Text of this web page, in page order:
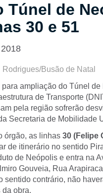
Túnel de
30 e 51
Busão de Natal
ampliação do Túnel
de Transporte
pela região sofrerão
Secretaria de Mobilidade
órgão, as linhas 30 (Felipe
de itinerário no sentido
de Neópolis e entra na
Gouveia, Rua
sentido contrário, não
da obra.